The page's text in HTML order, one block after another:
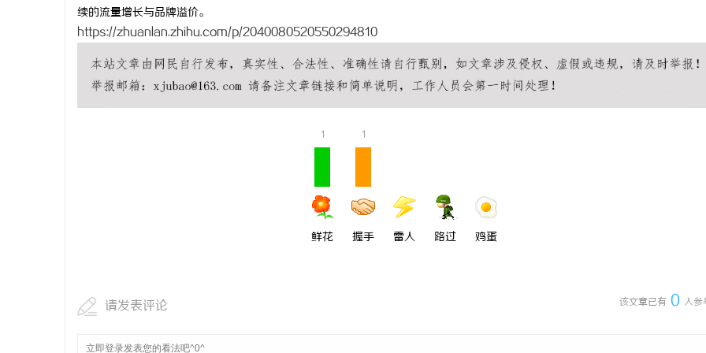
续的流量增长与品牌溢价。
https://zhuanlan.zhihu.com/p/2040080520550294810
1
鲜花
1
握手 雷人 路过 鸡蛋
该文章已有 0 人参
请发表评论